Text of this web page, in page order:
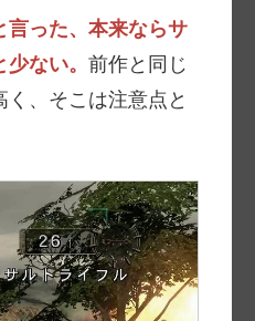
言った、本来ならサ
ない。 前作と同じ
、そこは注意点と